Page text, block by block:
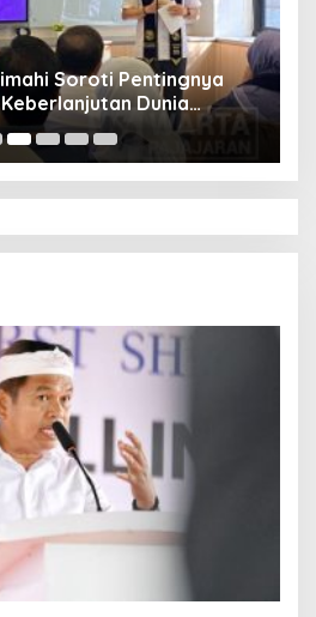
Soroti Pentingnya
Dunia